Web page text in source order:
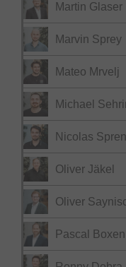
Martin Glaser
Marvin Sprey
Mateo Mrvelj
Michael
Nicolas
Oliver Jäkel
Oliver
Pascal Boxen